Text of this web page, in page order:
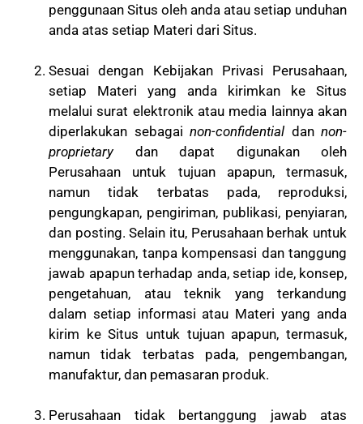
penggunaan Situs oleh anda atau setiap unduhan
anda atas setiap Materi dari Situs.
Sesuai dengan Kebijakan Privasi Perusahaan,
setiap Materi yang anda kirimkan ke Situs
melalui surat elektronik atau media lainnya akan
diperlakukan sebagai non-confidential dan non-
proprietarydan dapat digunakan oleh
Perusahaan untuk tujuan apapun, termasuk,
namun tidak terbatas pada, reproduksi,
pengungkapan, pengiriman, publikasi, penyiaran,
dan posting. Selain itu, Perusahaan berhak untuk
menggunakan, tanpa kompensasi dan tanggung
jawab apapun terhadap anda, setiap ide, konsep,
pengetahuan, atau teknik yang terkandung
dalam setiap informasi atau Materi yang anda
kirim ke Situs untuk tujuan apapun, termasuk,
namun tidak terbatas pada, pengembangan,
manufaktur, dan pemasaran produk.
Perusahaan tidak bertanggung jawab atas